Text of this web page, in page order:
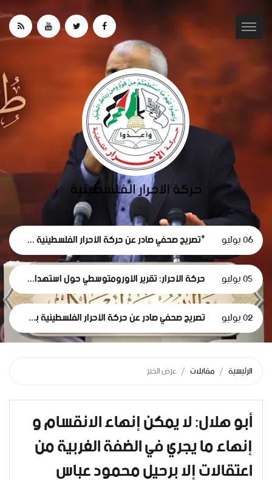
06 يوليو *تصريح صحفي صادر عن حركة الأحرار الفلسطينية حول استقالة لجنة الطوارئ في غزة
05 يوليو حركة الأحرار: تقرير الأورومتوسطي حول استهداف الرموز الطبية في سجون الاحتلال وثيقة إدانة وجريمة حرب موصوفة
02 يوليو تصريح صحفي صادر عن حركة الأحرار الفلسطينية بمناسبة مرور 1000 يومٍ من حرب الإبادة... وفظاعة جرائم الاحتلال في قطاع غزة*
الرئيسية مقابلات عرض الخبر
أبو هلال: لا يمكن إنهاء الانقسام و
إنهاء ما يجري في الضفة الغربية من
اعتقالات إلا برحيل محمود عباس